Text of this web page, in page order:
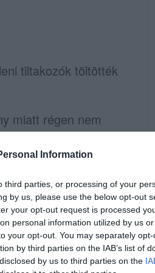
Information
parties, or processing of your
by us, please use the below opt-out
your opt-out request is processed
personal information utilized by us
your opt-out. You may separately
by third parties on the IAB’s list of
by us to third parties on the
tiltakozók töltötték
miatt régen nem
téren. A tüntetők a
a
CEU, szabad
Kossuth Lajos téren
április 4-i
európai Egyetem